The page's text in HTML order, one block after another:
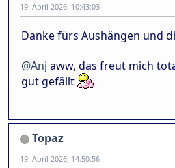
19. April 2026, 10:43:03
Danke fürs Aushängen und
@Anj aww, das freut mich
gut gefällt
Topaz
19. April 2026, 14:50:56